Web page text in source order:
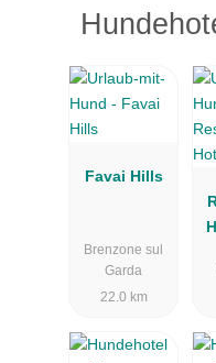
Favai Hills
Brenzone sul
Garda
22.0 km